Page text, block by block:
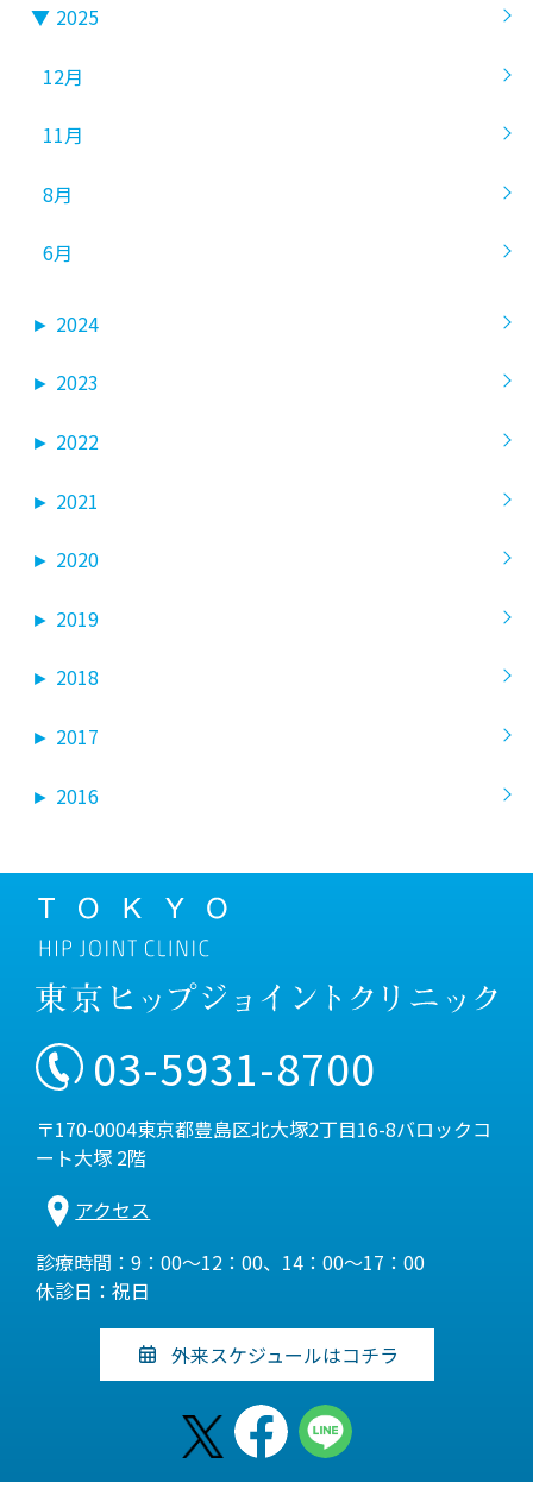
▼ 2025
12月
11月
8月
6月
► 2024
► 2023
► 2022
► 2021
► 2020
► 2019
► 2018
► 2017
► 2016
03-5931-8700
〒170-0004東京都豊島区北大塚2丁目16-8バロックコ
ート大塚 2階
アクセス
診療時間：9：00～12：00、14：00～17：00
休診日：祝日
外来スケジュールはコチラ